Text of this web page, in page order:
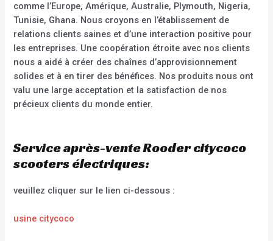
comme l’Europe, Amérique, Australie, Plymouth, Nigeria,
Tunisie, Ghana. Nous croyons en l’établissement de
relations clients saines et d’une interaction positive pour
les entreprises. Une coopération étroite avec nos clients
nous a aidé à créer des chaînes d’approvisionnement
solides et à en tirer des bénéfices. Nos produits nous ont
valu une large acceptation et la satisfaction de nos
précieux clients du monde entier.
Service après-vente Rooder citycoco
scooters électriques:
veuillez cliquer sur le lien ci-dessous :
usine citycoco